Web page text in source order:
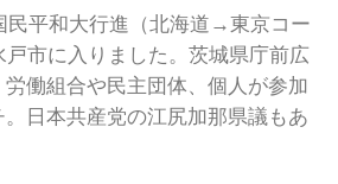
民平和大行進（北海道→東京コー
戸市に入りました。茨城県庁前広
働組合や民主団体、個人が参加
日本共産党の江尻加那県議もあ